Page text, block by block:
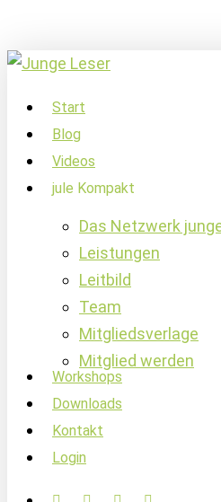
to
main
content
account
Menu
Start
Blog
Videos
jule Kompakt
Das Netzwerk
Leistungen
Leitbild
Team
Mitgliedsverlage
Mitglied werden
Workshops
Downloads
Kontakt
Login
facebooklinkedininstagramsoundcloud